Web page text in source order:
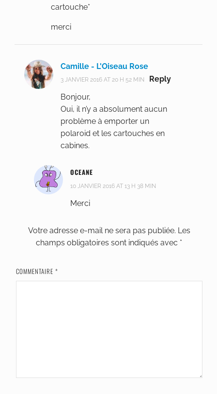
cartouche*
merci
Camille - L'Oiseau Rose
3 JANVIER 2016 AT 20 H 52 MIN
Reply
Bonjour,
Oui, il n’y a absolument aucun
problème à emporter un
polaroid et les cartouches en
cabines.
OCEANE
10 JANVIER 2016 AT 13 H 38 MIN
Merci
Votre adresse e-mail ne sera pas publiée. Les
champs obligatoires sont indiqués avec *
COMMENTAIRE *